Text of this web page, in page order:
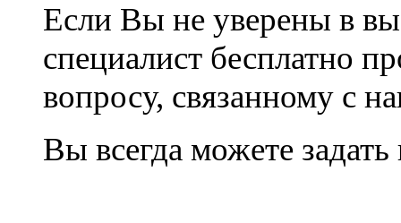
Если Вы не уверены в
специалист бесплатно
вопросу, связанному с
Вы всегда можете